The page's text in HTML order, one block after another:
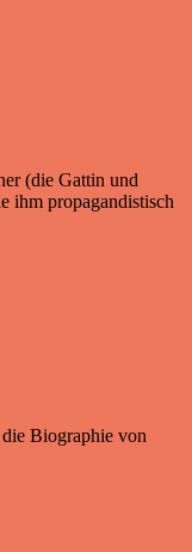
(die Gattin und
ihm propagandistisch
Biographie von